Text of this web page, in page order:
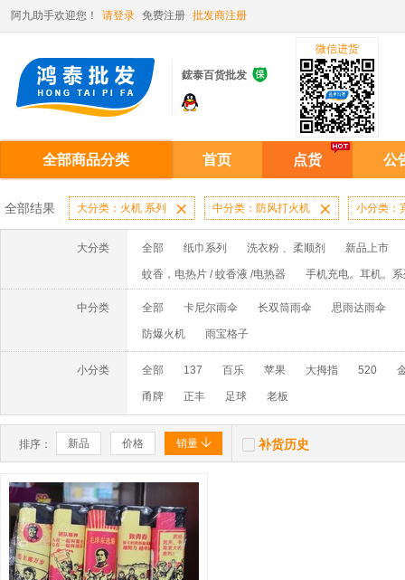
阿九助手欢迎您！ 请登录 免费注册 批发商注册
鋐泰百货批发 
微信进货
全部商品分类 首页 点货 公
全部结果 大分类：火机 系列  中分类：防风打火机  小分类：
大分类 全部 纸巾系列 洗衣粉 、柔顺剂 新品上市
蚊香，电热片 / 蚊香液 /电热器 手机充电。耳机。
护肤品/ 洁面乳 ，香水 香皂、 洗衣皂 啫喱水 /
洗手液系列 避孕套系列
胶水系列 牙签/棉签/烟嘴 袜子
中分类 全部 卡尼尔雨伞 长双筒雨伞 思雨达雨伞
防爆火机 雨宝格子
小分类 全部 137 百乐 苹果 大拇指 520
甬牌 正丰 足球 老板
排序： 新品 价格 销量   补货历史